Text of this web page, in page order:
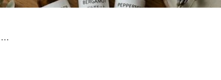
…